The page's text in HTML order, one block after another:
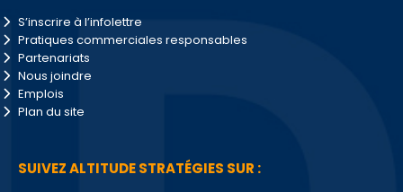
S’inscrire à l’infolettre
Pratiques commerciales responsables
Partenariats
Nous joindre
Emplois
Plan du site
SUIVEZ ALTITUDE STRATÉGIES SUR :